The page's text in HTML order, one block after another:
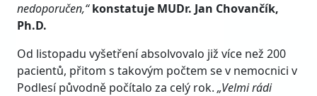
nedoporučen,“konstatuje MUDr. Jan Chovančík,
Ph.D.
Od listopadu vyšetření absolvovalo již více než 200
pacientů, přitom s takovým počtem se v nemocnici v
Podlesí původně počítalo za celý rok. „Velmi rádi